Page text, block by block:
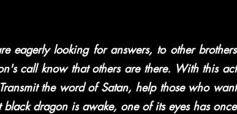
eagerly looking for answers, to other brothers
call know that others are there. With this act
the word of Satan, help those who want
dragon is awake, one of its eyes has once